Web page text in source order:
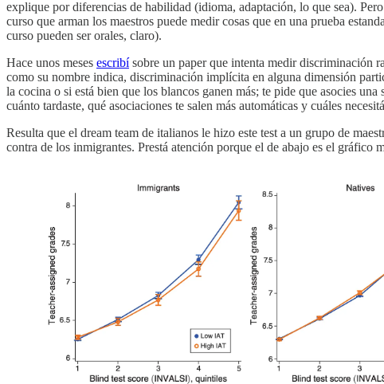
explique por diferencias de habilidad (idioma, adaptación, lo que sea).
curso que arman los maestros puede medir cosas que en una prueba
curso pueden ser orales, claro).
Hace unos meses escribísobre un paper que intenta medir discriminación
como su nombre indica, discriminación implícita en alguna dimensión
la cocina o si está bien que los blancos ganen más; te pide que asocies
cuánto tardaste, qué asociaciones te salen más automáticas y cuáles
Resulta que el dream team de italianos le hizo este test a un grupo de
contra de los inmigrantes. Prestá atención porque el de abajo es el gráfico